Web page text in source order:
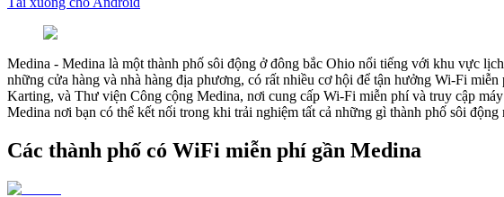
Medina - Medina là một thành phố sôi động ở đông bắc Ohio nổi tiếng với khu vực
những cửa hàng và nhà hàng địa phương, có rất nhiều cơ hội để tận hưởng Wi-Fi
Karting, và Thư viện Công cộng Medina, nơi cung cấp Wi-Fi miễn phí và truy cập
Medina nơi bạn có thể kết nối trong khi trải nghiệm tất cả những gì thành phố sôi động
Các thành phố có WiFi miễn phí gần Medina